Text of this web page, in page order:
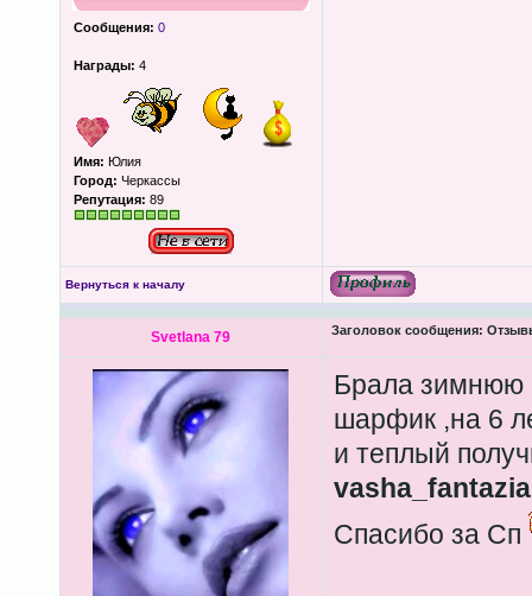
Сообщения: 0
Награды: 4
Имя: Юлия
Город: Черкассы
Репутация: 89
Вернуться к началу
Svetlana 79 Заголовок сообщения:
Брала зимнюю
шарфик ,на 6
и теплый
vasha_fantazia
Спасибо за Сп